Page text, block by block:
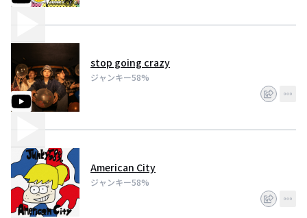
stop going crazy
ジャンキー58%
American City
ジャンキー58%